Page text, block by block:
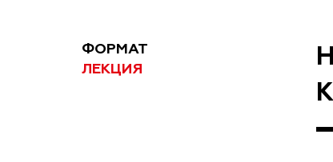
ФОРМАТ
ЛЕКЦИЯ